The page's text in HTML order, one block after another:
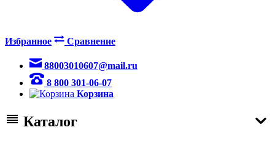
Избранное Сравнение
88003010607@mail.ru
8 800 301-06-07
Корзина
Каталог